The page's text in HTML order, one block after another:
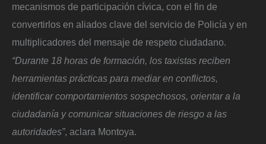
mecanismos de participación cívica, con el fin de
convertirlos en aliados clave del servicio de Policía y en
multiplicadores del mensaje de respeto ciudadano.
“Durante 18 horas de formación, los taxistas reciben
herramientas prácticas para mediar en conflictos,
identificar comportamientos sospechosos, orientar a la
ciudadanía y comunicar situaciones de riesgo a las
autoridades”, aclara Montoya.